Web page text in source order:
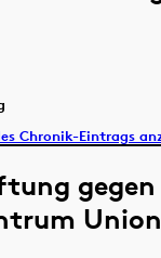
Chronik-Eintrags
gegen
Union